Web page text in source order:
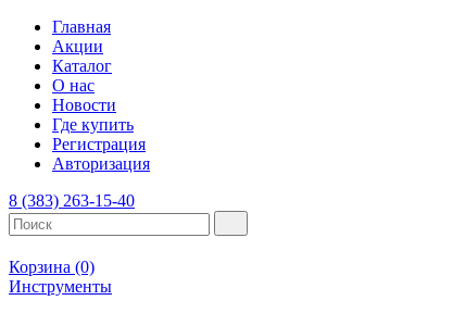
Главная
Акции
Каталог
О нас
Новости
Где купить
Регистрация
Авторизация
8 (383) 263-15-40
Корзина (0)
Инструменты